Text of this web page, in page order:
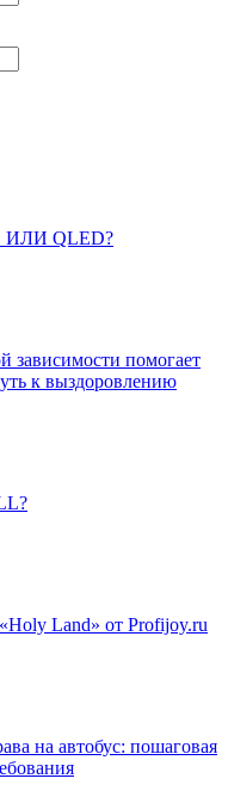
QLED?
зависимости помогает
к выздоровлению
Land» от Profijoy.ru
на автобус: пошаговая